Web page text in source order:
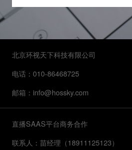
北京环视天下科技有限公司
电话：010-86468725
邮箱：info@hossky.com
直播SAAS平台商务合作
联系人：苗经理（18911125123）